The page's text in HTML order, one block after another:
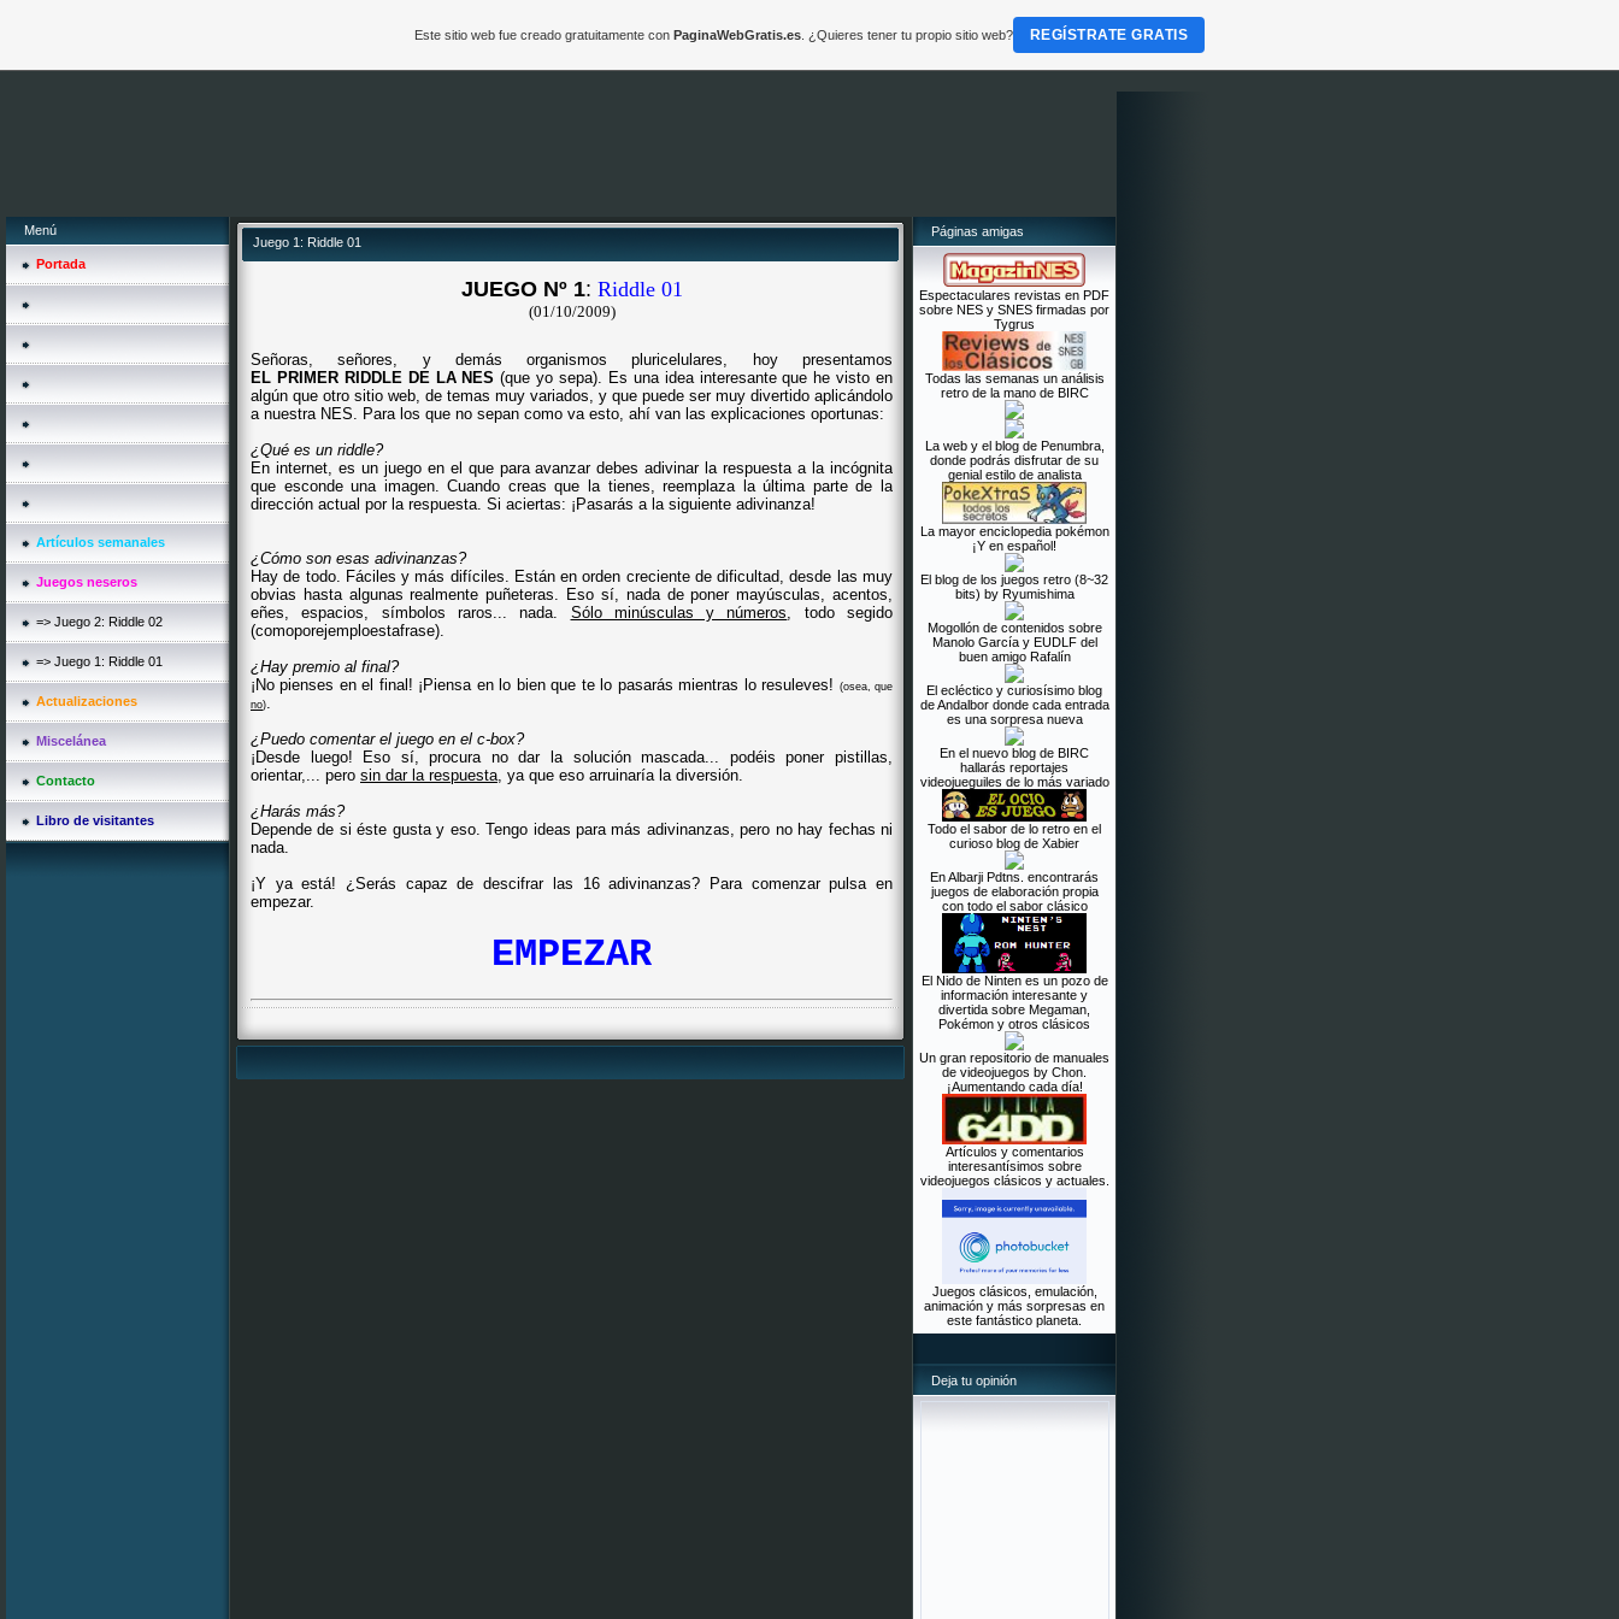
Menú
Portada
Artículos semanales
Juegos neseros
=> Juego 2: Riddle 02
=> Juego 1: Riddle 01
Actualizaciones
Miscelánea
Contacto
Libro de visitantes
Juego 1: Riddle 01
JUEGO Nº 1: Riddle 01
(01/10/2009)
Señoras, señores, y demás organismos pluricelulares, hoy presentamos
EL PRIMER RIDDLE DE LA NES (que yo sepa). Es una idea interesante que he visto en
algún que otro sitio web, de temas muy variados, y que puede ser muy divertido aplicándolo
a nuestra NES. Para los que no sepan como va esto, ahí van las explicaciones oportunas:
¿Qué es un riddle?
En internet, es un juego en el que para avanzar debes adivinar la respuesta a la incógnita
que esconde una imagen. Cuando creas que la tienes, reemplaza la última parte de la
dirección actual por la respuesta. Si aciertas: ¡Pasarás a la siguiente adivinanza!
¿Cómo son esas adivinanzas?
Hay de todo. Fáciles y más difíciles. Están en orden creciente de dificultad, desde las muy
obvias hasta algunas realmente puñeteras. Eso sí, nada de poner mayúsculas, acentos,
eñes, espacios, símbolos raros... nada. Sólo minúsculas y números, todo segido
(comoporejemploestafrase).
¿Hay premio al final?
¡No pienses en el final! ¡Piensa en lo bien que te lo pasarás mientras lo resuleves! (osea, que
no).
¿Puedo comentar el juego en el c-box?
¡Desde luego! Eso sí, procura no dar la solución mascada... podéis poner pistillas,
orientar,... pero sin dar la respuesta, ya que eso arruinaría la diversión.
¿Harás más?
Depende de si éste gusta y eso. Tengo ideas para más adivinanzas, pero no hay fechas ni
nada.
¡Y ya está! ¿Serás capaz de descifrar las 16 adivinanzas? Para comenzar pulsa en
empezar.
EMPEZAR
Páginas amigas
Espectaculares revistas en PDF
sobre NES y SNES firmadas por
Tygrus
Todas las semanas un análisis
retro de la mano de BIRC
La web y el blog de Penumbra,
donde podrás disfrutar de su
genial estilo de analista
La mayor enciclopedia pokémon
¡Y en español!
El blog de los juegos retro (8~32
bits) by Ryumishima
Mogollón de contenidos sobre
Manolo García y EUDLF del
buen amigo Rafalín
El ecléctico y curiosísimo blog
de Andalbor donde cada entrada
es una sorpresa nueva
En el nuevo blog de BIRC
hallarás reportajes
videojueguiles de lo más variado
Todo el sabor de lo retro en el
curioso blog de Xabier
En Albarji Pdtns. encontrarás
juegos de elaboración propia
con todo el sabor clásico
El Nido de Ninten es un pozo de
información interesante y
divertida sobre Megaman,
Pokémon y otros clásicos
Un gran repositorio de manuales
de videojuegos by Chon.
¡Aumentando cada día!
Artículos y comentarios
interesantísimos sobre
videojuegos clásicos y actuales.
Juegos clásicos, emulación,
animación y más sorpresas en
este fantástico planeta.
Deja tu opinión
Este sitio web fue creado gratuitamente con PaginaWebGratis.es. ¿Quieres tener tu propio sitio web? REGÍSTRATE GRATIS